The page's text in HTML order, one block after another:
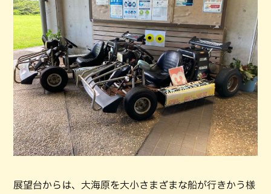
展望台からは、大海原を大小さまざまな船が行きかう様